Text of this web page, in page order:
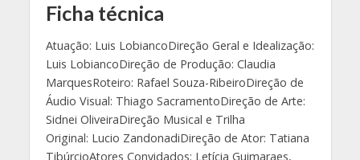
Ficha técnica
Atuação: Luis LobiancoDireção Geral e Idealização:
Luis LobiancoDireção de Produção: Claudia
MarquesRoteiro: Rafael Souza-RibeiroDireção de
Áudio Visual: Thiago SacramentoDireção de Arte:
Sidnei OliveiraDireção Musical e Trilha
Original: Lucio ZandonadiDireção de Ator: Tatiana
TibúrcioAtores Convidados: Letícia Guimaraes,